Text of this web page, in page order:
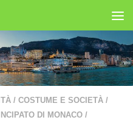
/ COSTUME E SOCIETÀ /
DI MONACO /